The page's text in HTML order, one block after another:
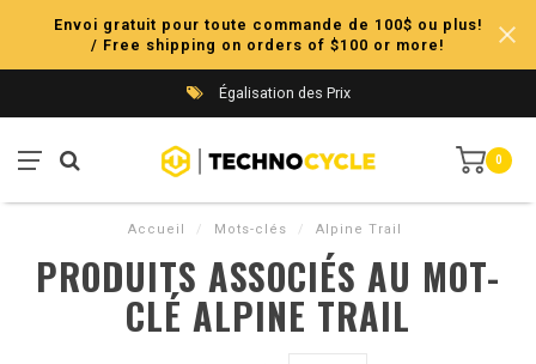
Envoi gratuit pour toute commande de 100$ ou plus!
/ Free shipping on orders of $100 or more!
Égalisation des Prix
0
Accueil / Mots-clés / Alpine Trail
PRODUITS ASSOCIÉS AU MOT-
CLÉ ALPINE TRAIL